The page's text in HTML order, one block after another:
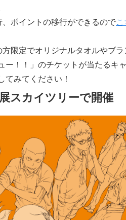
、ポイントの移行ができるのでこ
限定でオリジナルタオルやブラ
ー！！」のチケットが当たるキ
てみてください！
スカイツリーで開催